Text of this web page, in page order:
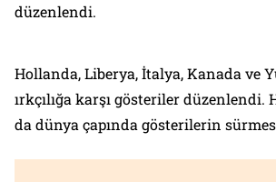
düzenlendi.
Hollanda, Liberya, İtalya, Kanada ve
ırkçılığa karşı gösteriler düzenlendi.
da dünya çapında gösterilerin